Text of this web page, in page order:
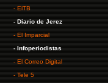
- EiTB
- Diario de Jerez
- El Imparcial
- Infoperiodistas
- El Correo Digital
- Tele 5